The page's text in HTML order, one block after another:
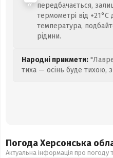
передбачається,
термометрі від +21°C
температура,
рідини.
Народні прикмети:
тиха — осінь буде тихою,
Погода Херсонська
Актуальна інформація про погоду